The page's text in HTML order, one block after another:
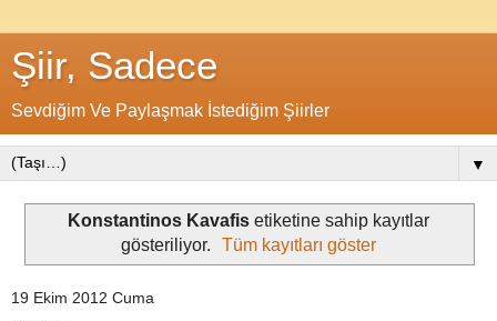
Şiir, Sadece
Sevdiğim Ve Paylaşmak İstediğim Şiirler
▼
Konstantinos Kavafis etiketine sahip kayıtlar
gösteriliyor.
Tüm kayıtları göster
19 Ekim 2012 Cuma